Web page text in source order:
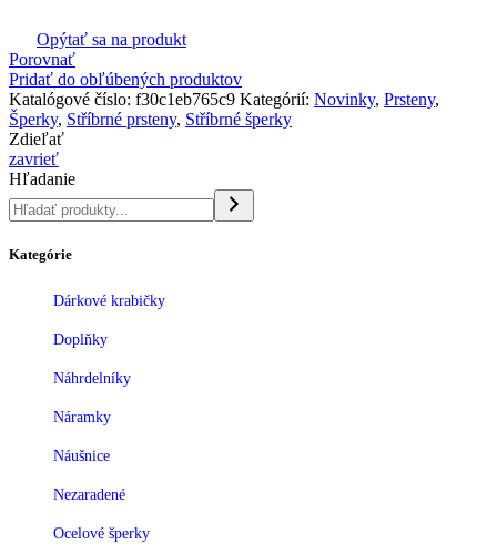
Opýtať sa na produkt
Porovnať
Pridať do obľúbených produktov
Katalógové číslo: f30c1eb765c9 Kategórií: Novinky, Prsteny,
Šperky, Stříbrné prsteny, Stříbrné šperky
Zdieľať
zavrieť
Hľadanie
Kategórie
Dárkové krabičky
Doplňky
Náhrdelníky
Náramky
Náušnice
Nezaradené
Ocelové šperky